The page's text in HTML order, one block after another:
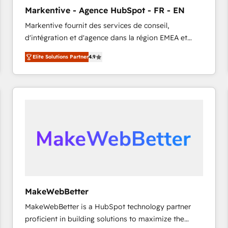
2️⃣ AIエージェント組織構築 営業・マーケティング業務
の一部をAIが自律実行する組織への移行を設計・実装。
Breeze・Claude等をHubSpotと連携させ、役割定義・
運用ルール・成果指標まで含めて設計します。 3️⃣ 全社
DX × AI推進のPMO伴走支援 複数部門をまたぐDX×AI変
革を、構想から実装・定着までPMOとして主導。「設
定の代行ではなく、設計の責任」を引き受け、部門横断
提供。 ▸ 既存CRM・MAからの移行支援：Salesforce・
ンツとサイト構造を最適化。 🏆 なぜ100incを選ぶの
ード受賞・HUGリーダー ✓ ISO27001:2022 /
ISO9001:2015 取得 ✓ 400社以上の導入実績 ✓
Markentive - Agence HubSpot - FR - EN
Markentive fournit des services de conseil,
d'intégration et d'agence dans la région EMEA et
North America. Avec plus de 115 experts en
marketing automation, Growth, Revops, CRM et
webdesign. Markentive is both a consulting firm, a
digital agency and an integrator. With over 115
Elite Solutions Partner4.9
MakeWebBetter
MakeWebBetter is a HubSpot technology partner
proficient in building solutions to maximize the